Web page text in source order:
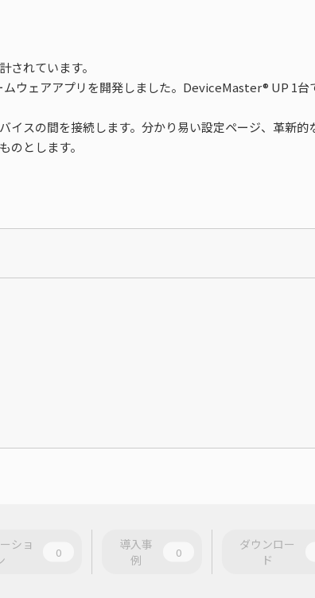
れています。
ェアアプリを開発しました。DeviceMaster® UP 1台
スの間を接続します。分かり易い設定ページ、革新的
とします。
ショ
0
導入事
例
0
ダウンロー
ド